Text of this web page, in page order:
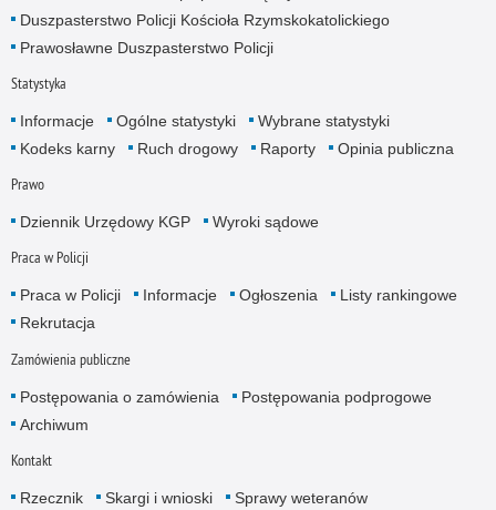
Duszpasterstwo Policji Kościoła Rzymskokatolickiego
Prawosławne Duszpasterstwo Policji
Statystyka
Informacje Ogólne statystyki
Wybrane statystyki
Kodeks karny
Ruch drogowy Raporty Opinia publiczna
Prawo
Dziennik Urzędowy KGP Wyroki sądowe
Praca w Policji
Praca w Policji Informacje Ogłoszenia
Listy rankingowe
Rekrutacja
Zamówienia publiczne
Postępowania o zamówienia
Postępowania podprogowe
Archiwum
Kontakt
Rzecznik Skargi i wnioski Sprawy weteranów